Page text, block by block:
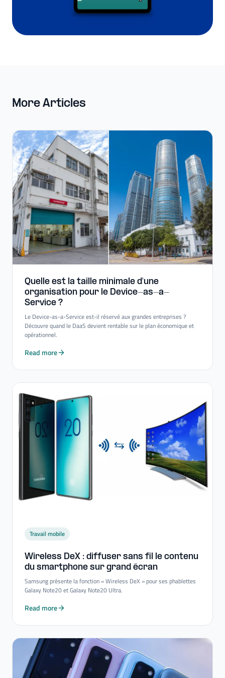
More Articles
Quelle est la taille minimale d'une
organisation pour le Device-​as-​a-​
Service ?
Le Device-as-a-Service est-il réservé aux grandes entreprises ?
Découvre quand le DaaS devient rentable sur le plan économique et
opérationnel.
Read more
Travail mobile
Wireless DeX : diffuser sans fil le contenu
du smartphone sur grand écran
Samsung présente la fonction « Wireless DeX » pour ses phablettes
Galaxy Note20 et Galaxy Note20 Ultra.
Read more